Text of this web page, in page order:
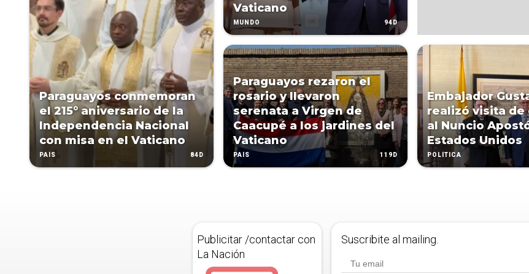
Paraguayos conmemoran
el 215° aniversario de la
Independencia Nacional
con misa en el Vaticano
PAÍS 84D
Vaticano
MUNDO 94D
Paraguayos rezaron el
rosario y llevaron
serenata a Virgen de
Caacupé a los jardines del
Vaticano
PAÍS 119D
Embajador
realizó visita de
al Nuncio
Estados Unidos
POLÍTICA
Publicitar /contactar con
La Nación
Suscribite al mailing.